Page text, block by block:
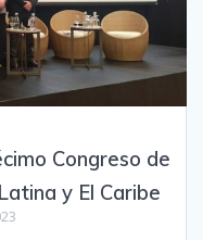
Congreso de
y El Caribe